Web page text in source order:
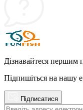
Дізнавайтеся першим
Підпишіться на нашу
Підписатися